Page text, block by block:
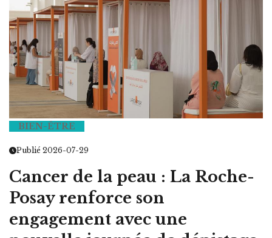
BIEN-ÊTRE
Publié 2026-07-29
Cancer de la peau : La Roche-
Posay renforce son
engagement avec une